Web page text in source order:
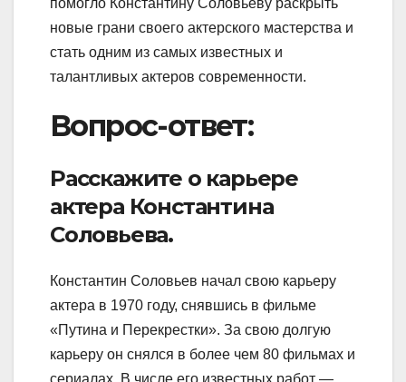
новые грани своего актерского мастерства и
стать одним из самых известных и
талантливых актеров современности.
Вопрос-ответ:
Расскажите о карьере
актера Константина
Соловьева.
Константин Соловьев начал свою карьеру
актера в 1970 году, снявшись в фильме
«Путина и Перекрестки». За свою долгую
карьеру он снялся в более чем 80 фильмах и